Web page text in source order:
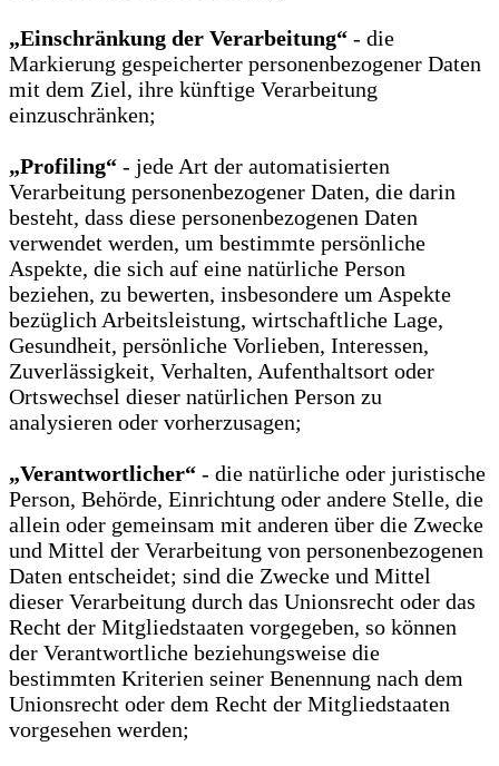
„Einschränkung der Verarbeitung“ - die
Markierung gespeicherter personenbezogener Daten
mit dem Ziel, ihre künftige Verarbeitung
einzuschränken;
„Profiling“ - jede Art der automatisierten
Verarbeitung personenbezogener Daten, die darin
besteht, dass diese personenbezogenen Daten
verwendet werden, um bestimmte persönliche
Aspekte, die sich auf eine natürliche Person
beziehen, zu bewerten, insbesondere um Aspekte
bezüglich Arbeitsleistung, wirtschaftliche Lage,
Gesundheit, persönliche Vorlieben, Interessen,
Zuverlässigkeit, Verhalten, Aufenthaltsort oder
Ortswechsel dieser natürlichen Person zu
analysieren oder vorherzusagen;
„Verantwortlicher“ - die natürliche oder juristische
Person, Behörde, Einrichtung oder andere Stelle, die
allein oder gemeinsam mit anderen über die Zwecke
und Mittel der Verarbeitung von personenbezogenen
Daten entscheidet; sind die Zwecke und Mittel
dieser Verarbeitung durch das Unionsrecht oder das
Recht der Mitgliedstaaten vorgegeben, so können
der Verantwortliche beziehungsweise die
bestimmten Kriterien seiner Benennung nach dem
Unionsrecht oder dem Recht der Mitgliedstaaten
vorgesehen werden;